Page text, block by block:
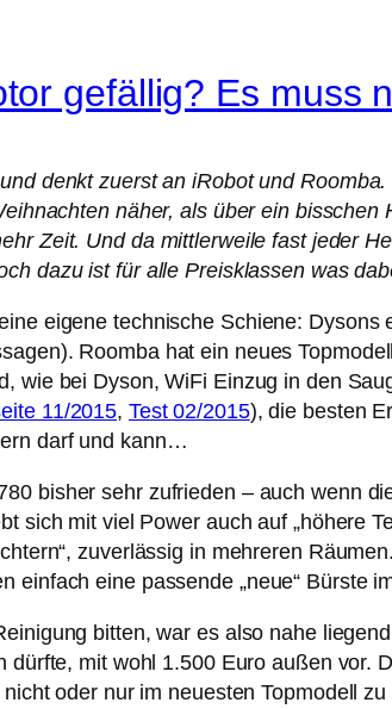
gefällig? Es muss
denkt zuerst an iRobot und
näher, als über ein
Zeit. Und da mittlerweile fast jeder
dazu ist für alle Preisklassen was
eigene technische Schiene:
Roomba hat ein neues
wie bei Dyson, WiFi Einzug in den
11/2015, Test 02/2015), die besten
darf und kann…
bisher sehr zufrieden – auch wenn
sich mit viel Power auch auf „höhere
zuverlässig in mehreren
einfach eine passende „neue“
bitten, war es also nahe
dürfte, mit wohl 1.500 Euro außen
oder nur im neuesten Topmodell